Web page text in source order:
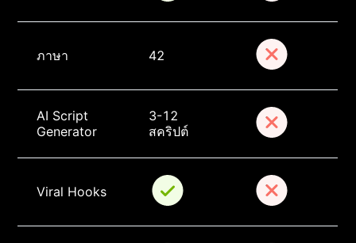
ภาษา 42
AI Script
Generator
3-12
สคริปต์
Viral Hooks